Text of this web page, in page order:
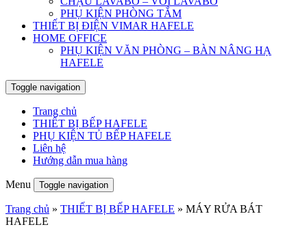
PHỤ KIỆN PHÒNG TẮM
THIẾT BỊ ĐIỆN VIMAR HAFELE
HOME OFFICE
PHỤ KIỆN VĂN PHÒNG – BÀN NÂNG HẠ
HAFELE
Toggle navigation
Trang chủ
THIẾT BỊ BẾP HAFELE
PHỤ KIỆN TỦ BẾP HAFELE
Liên hệ
Hướng dẫn mua hàng
Menu Toggle navigation
Trang chủ » THIẾT BỊ BẾP HAFELE » MÁY RỬA BÁT
HAFELE